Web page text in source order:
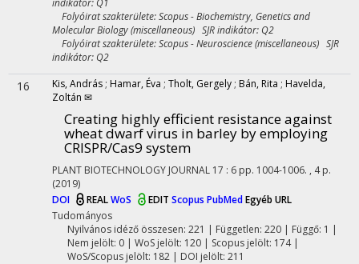
indikátor: Q1
Folyóirat szakterülete: Scopus - Biochemistry, Genetics and
Molecular Biology (miscellaneous) SJR indikátor: Q2
Folyóirat szakterülete: Scopus - Neuroscience (miscellaneous) SJR
indikátor: Q2
16 Kis, András ; Hamar, Éva ; Tholt, Gergely ; Bán, Rita ; Havelda,
Zoltán ✉
Creating highly efficient resistance against
wheat dwarf virus in barley by employing
CRISPR/Cas9 system
PLANT BIOTECHNOLOGY JOURNAL 17 : 6 pp. 1004-1006. , 4 p.
(2019)
DOI
REALWoS EDIT Scopus PubMedEgyéb URL
Tudományos
Nyilvános idéző összesen: 221 | Független: 220 | Függő: 1 |
Nem jelölt: 0 | WoS jelölt: 120 | Scopus jelölt: 174 |
WoS/Scopus jelölt: 182 | DOI jelölt: 211